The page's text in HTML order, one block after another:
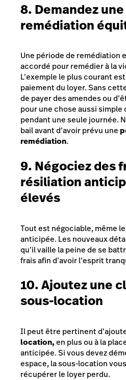
8. Demandez
remédiation
Une période de remédiation
accordé pour remédier à la
L’exemple le plus courant
paiement du loyer. Sans
de payer des amendes ou
pour une chose aussi simple
pendant une seule journée.
bail avant d’avoir prévu une
remédiation.
9. Négociez des
résiliation
élevés
Tout est négociable, même
anticipée. Les nouveaux
qu’il vaille la peine de se
frais afin d’avoir l’esprit
10. Ajoutez une
sous-location
Il peut être pertinent
location,en plus ou à la
anticipée. Si vous devez
espace, la sous-location
récupérer le loyer perdu.